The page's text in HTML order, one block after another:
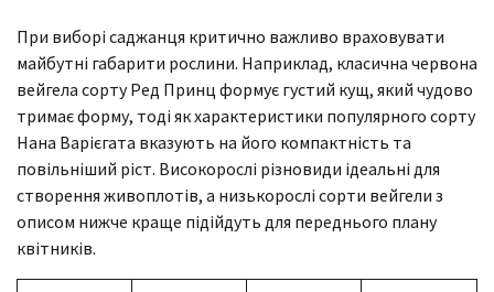
При виборі саджанця критично важливо враховувати
майбутні габарити рослини. Наприклад, класична червона
вейгела сорту Ред Принц формує густий кущ, який чудово
тримає форму, тоді як характеристики популярного сорту
Нана Варієгата вказують на його компактність та
повільніший ріст. Високорослі різновиди ідеальні для
створення живоплотів, а низькорослі сорти вейгели з
описом нижче краще підійдуть для переднього плану
квітників.